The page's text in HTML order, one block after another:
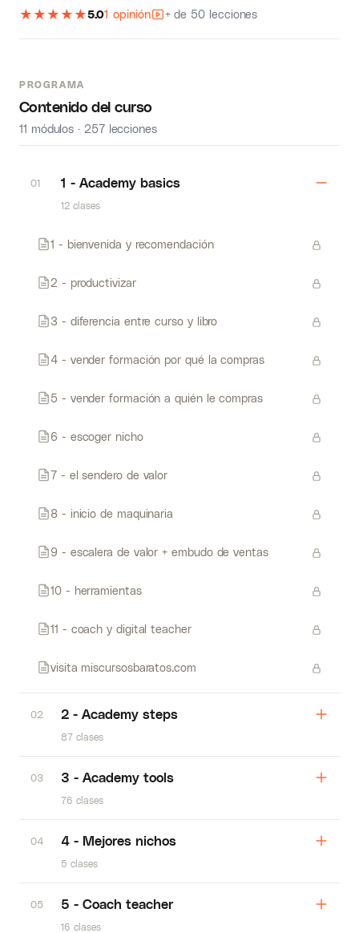
★ ★ ★ ★ ★5.01 opinión + de 50 lecciones
PROGRAMA
Contenido del curso
11 módulos · 257 lecciones
01 1 - Academy basics
12 clases
1 - bienvenida y recomendación
2 - productivizar
3 - diferencia entre curso y libro
4 - vender formación por qué la compras
5 - vender formación a quién le compras
6 - escoger nicho
7 - el sendero de valor
8 - inicio de maquinaria
9 - escalera de valor + embudo de ventas
10 - herramientas
11 - coach y digital teacher
visita miscursosbaratos.com
02 2 - Academy steps
87 clases
03 3 - Academy tools
76 clases
04 4 - Mejores nichos
5 clases
05 5 - Coach teacher
16 clases